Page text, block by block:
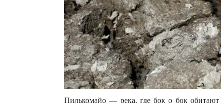
Пилькомайо — река, где бок о бок